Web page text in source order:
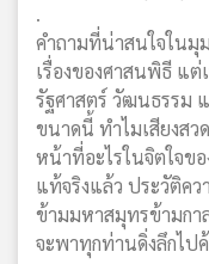
.
คำถามที่น่าสนใจในมุ
เรื่องของศาสนพิธี แต่
รัฐศาสตร์ วัฒนธรรม
ขนาดนี้ ทำไมเสียงส
หน้าที่อะไรในจิตใจข
แท้จริงแล้ว ประวัติคว
ข้ามมหาสมุทรข้ามกา
จะพาทุกท่านดิ่งลึกไ